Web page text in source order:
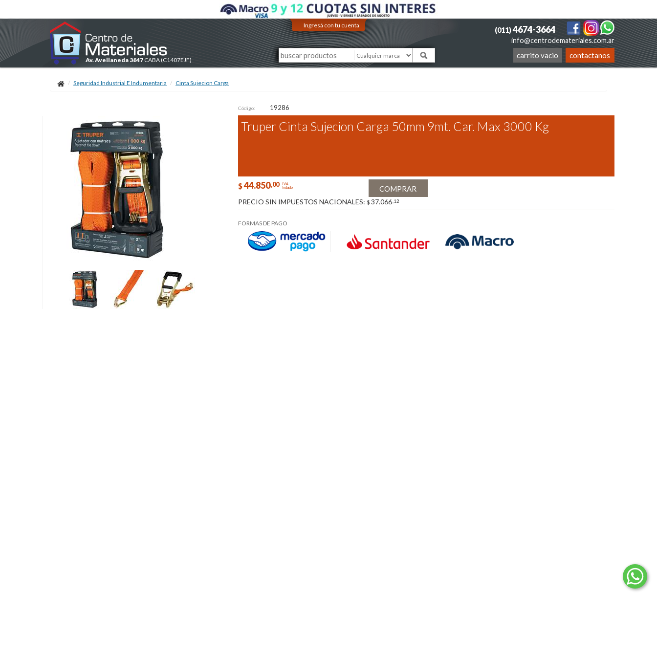
Ingresá con tu cuenta
info@centrodemateriales.com.ar
Av. Avellaneda 3847 CABA(C1407EJF)
(011)4674-3664
contactanos
carrito vacio
Seguridad Industrial E Indumentaria Cinta Sujecion Carga
Código: 19286
Truper Cinta Sujecion Carga 50mm 9mt. Car. Max 3000 Kg
$44.850,00 IVA
Incluido COMPRAR
PRECIO SIN IMPUESTOS NACIONALES: $ 37.066 ,12
FORMAS DE PAGO